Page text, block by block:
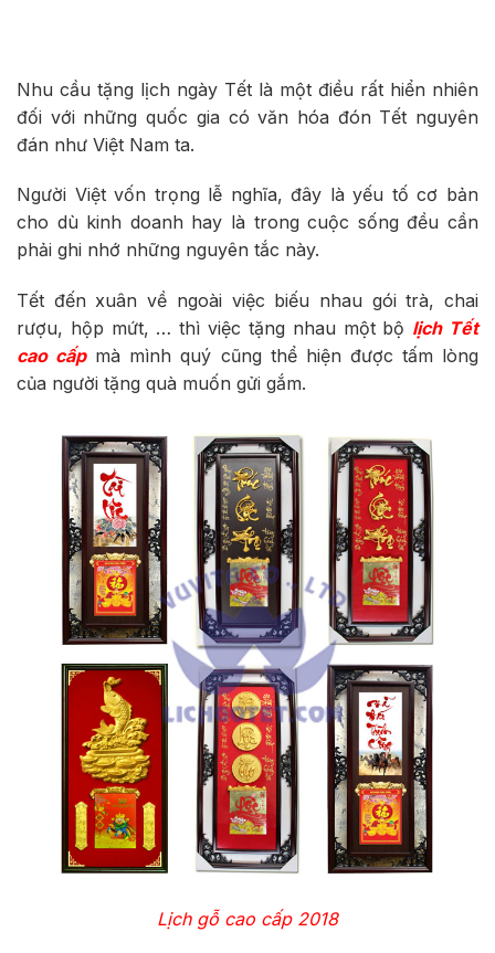
Nhu cầu tặng lịch ngày Tết là một điều rất hiển nhiên
đối với những quốc gia có văn hóa đón Tết nguyên
đán như Việt Nam ta.
Người Việt vốn trọng lễ nghĩa, đây là yếu tố cơ bản
cho dù kinh doanh hay là trong cuộc sống đều cần
phải ghi nhớ những nguyên tắc này.
Tết đến xuân về ngoài việc biếu nhau gói trà, chai
rượu, hộp mứt, … thì việc tặng nhau một bộ lịch Tết
cao cấpmà mình quý cũng thể hiện được tấm lòng
của người tặng quà muốn gửi gắm.
Lịch gỗ cao cấp 2018